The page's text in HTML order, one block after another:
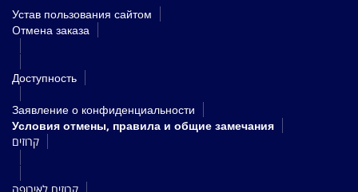
Устав пользования сайтом
Oтмена заказа
Доступность
Заявление о конфиденциальности
Условия отмены, правила и общие замечания
קרוזים